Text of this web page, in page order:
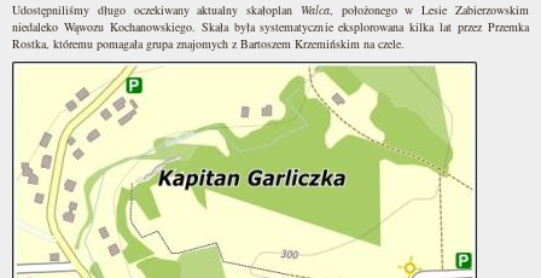
Udostępniliśmy długo oczekiwany aktualny skałoplan Walca, położonego w Lesie Zabierzowskim
niedaleko Wąwozu Kochanowskiego. Skała była systematycznie eksplorowana kilka lat przez Przemka
Rostka, któremu pomagała grupa znajomych z Bartoszem Krzemińskim na czele.